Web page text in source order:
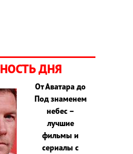
ДНЯ
От Аватара до
Под знаменем
небес –
лучшие
фильмы и
сериалы с